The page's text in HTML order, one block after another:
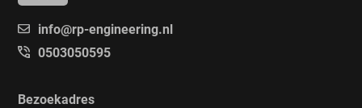
info@rp-engineering.nl
0503050595
Bezoekadres